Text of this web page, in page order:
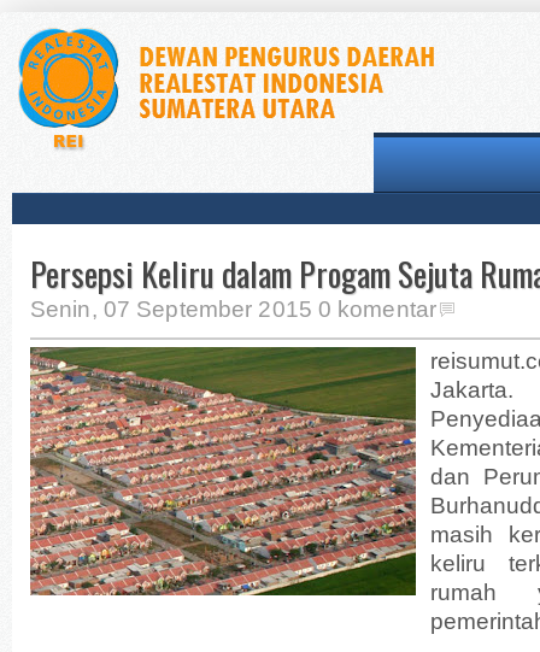
Persepsi Keliru dalam Progam Sejuta
Senin, 07 September 2015 0 komentar
dan
masih
keliru
rumah